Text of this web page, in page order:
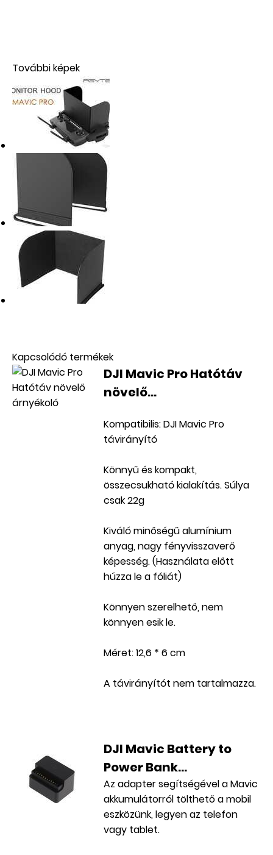
További képek
Kapcsolódó termékek
DJI Mavic Pro Hatótáv
növelő...
Kompatibilis: DJI Mavic Pro
távirányító
Könnyű és kompakt,
összecsukható kialakítás. Súlya
csak 22g
Kiváló minőségű alumínium
anyag, nagy fényvisszaverő
képesség. (Használata előtt
húzza le a fóliát)
Könnyen szerelhető, nem
könnyen esik le.
Méret: 12,6 * 6 cm
A távirányítót nem tartalmazza.
DJI Mavic Battery to
Power Bank...
Az adapter segítségével a Mavic
akkumulátorról tölthető a mobil
eszközünk, legyen az telefon
vagy tablet.